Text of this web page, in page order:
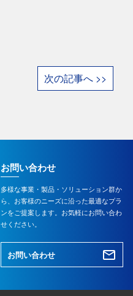
次の記事へ >>
お問い合わせ
多様な事業・製品・ソリューション群か
ら、お客様のニーズに沿った最適なプラ
ンをご提案します。お気軽にお問い合わ
せください。
お問い合わせ